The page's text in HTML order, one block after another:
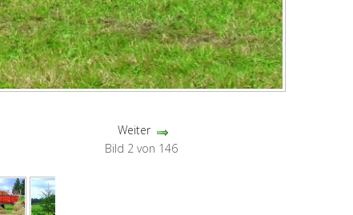
Weiter
Bild 2 von 146